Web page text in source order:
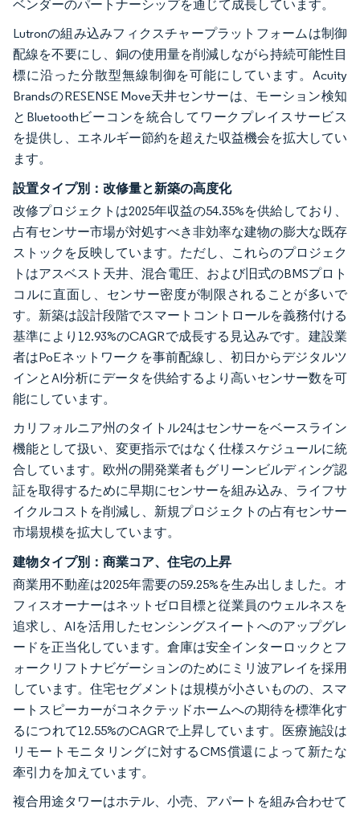
ベンダーのパートナーシップを通じて成長しています。
Lutronの組み込みフィクスチャープラットフォームは制御
配線を不要にし、銅の使用量を削減しながら持続可能性目
標に沿った分散型無線制御を可能にしています。Acuity
BrandsのRESENSE Move天井センサーは、モーション検知
とBluetoothビーコンを統合してワークプレイスサービス
を提供し、エネルギー節約を超えた収益機会を拡大してい
ます。
設置タイプ別：改修量と新築の高度化
改修プロジェクトは2025年収益の54.35%を供給しており、
占有センサー市場が対処すべき非効率な建物の膨大な既存
ストックを反映しています。ただし、これらのプロジェク
トはアスベスト天井、混合電圧、および旧式のBMSプロト
コルに直面し、センサー密度が制限されることが多いで
す。新築は設計段階でスマートコントロールを義務付ける
基準により12.93%のCAGRで成長する見込みです。建設業
者はPoEネットワークを事前配線し、初日からデジタルツ
インとAI分析にデータを供給するより高いセンサー数を可
能にしています。
カリフォルニア州のタイトル24はセンサーをベースライン
機能として扱い、変更指示ではなく仕様スケジュールに統
合しています。欧州の開発業者もグリーンビルディング認
証を取得するために早期にセンサーを組み込み、ライフサ
イクルコストを削減し、新規プロジェクトの占有センサー
市場規模を拡大しています。
建物タイプ別：商業コア、住宅の上昇
商業用不動産は2025年需要の59.25%を生み出しました。オ
フィスオーナーはネットゼロ目標と従業員のウェルネスを
追求し、AIを活用したセンシングスイートへのアップグレ
ードを正当化しています。倉庫は安全インターロックとフ
ォークリフトナビゲーションのためにミリ波アレイを採用
しています。住宅セグメントは規模が小さいものの、スマ
ートスピーカーがコネクテッドホームへの期待を標準化す
るにつれて12.55%のCAGRで上昇しています。医療施設は
リモートモニタリングに対するCMS償還によって新たな
牽引力を加えています。
複合用途タワーはホテル、小売、アパートを組み合わせて